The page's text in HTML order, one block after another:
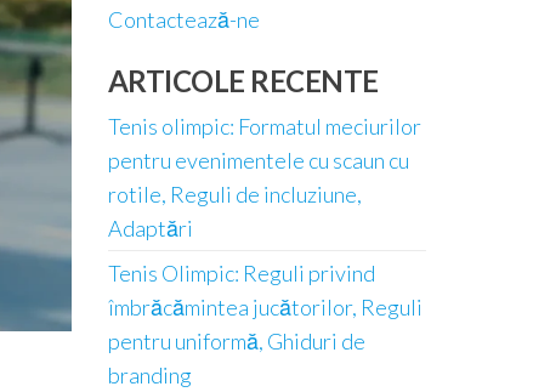
Contactează-ne
ARTICOLE RECENTE
Tenis olimpic: Formatul meciurilor
pentru evenimentele cu scaun cu
rotile, Reguli de incluziune,
Adaptări
Tenis Olimpic: Reguli privind
îmbrăcămintea jucătorilor, Reguli
pentru uniformă, Ghiduri de
branding